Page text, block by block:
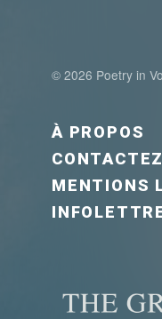
© 2026 Poetry in
FOOTER MENU FR
À PROPOS
MENTIONS